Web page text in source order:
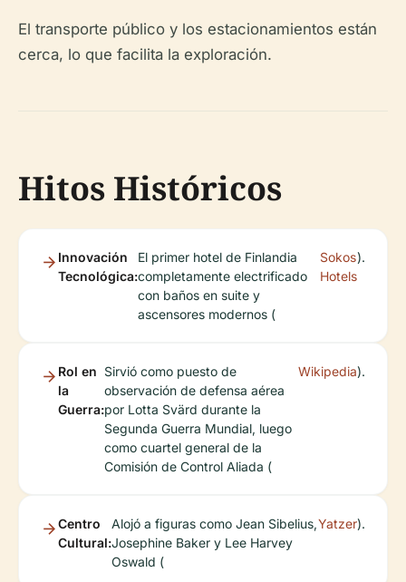
El transporte público y los estacionamientos están
cerca, lo que facilita la exploración.
Hitos Históricos
Innovación
Tecnológica:
El primer hotel de Finlandia
completamente electrificado
con baños en suite y
ascensores modernos (
Sokos
Hotels
).
Rol en
la
Guerra:
Sirvió como puesto de
observación de defensa aérea
por Lotta Svärd durante la
Segunda Guerra Mundial, luego
como cuartel general de la
Comisión de Control Aliada (
Wikipedia).
Centro
Cultural:
Alojó a figuras como Jean Sibelius,
Josephine Baker y Lee Harvey
Oswald (
Yatzer).